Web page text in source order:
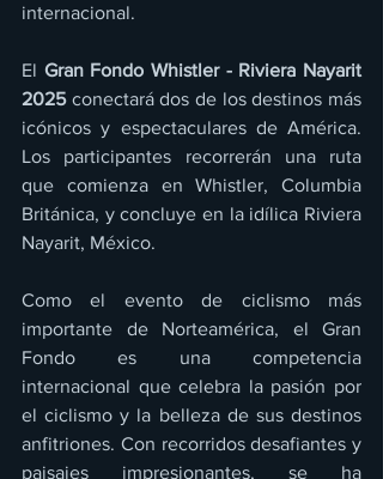
internacional.
El Gran Fondo Whistler - Riviera Nayarit
2025 conectará dos de los destinos más
icónicos y espectaculares de América.
Los participantes recorrerán una ruta
que comienza en Whistler, Columbia
Británica, y concluye en la idílica Riviera
Nayarit, México.
Como el evento de ciclismo más
importante de Norteamérica, el Gran
Fondo es una competencia
internacional que celebra la pasión por
el ciclismo y la belleza de sus destinos
anfitriones. Con recorridos desafiantes y
paisajes impresionantes, se ha